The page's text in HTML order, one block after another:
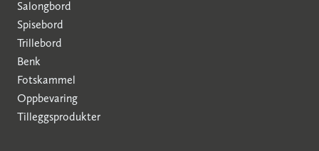
Salongbord
Spisebord
Trillebord
Benk
Fotskammel
Oppbevaring
Tilleggsprodukter